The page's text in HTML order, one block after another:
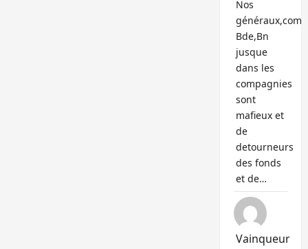
Nos
généraux,com
Bde,Bn
jusque
dans les
compagnies
sont
mafieux et
de
detourneurs
des fonds
et de…
Vainqueur